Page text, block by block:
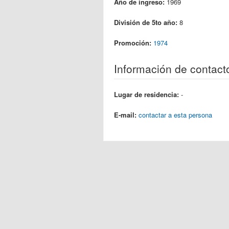
División de 5to año: 8
Promoción: 1974
Información de
Lugar de residencia: -
E-mail: contactar a esta persona